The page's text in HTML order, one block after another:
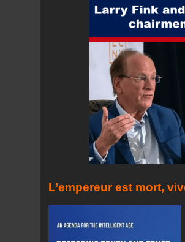
L’empereur est mort,